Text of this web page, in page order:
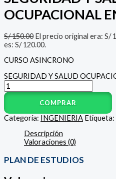
OCUPACIONAL
S/150.00 El precio original era: S/
es: S/ 120.00.
CURSO ASINCRONO
SEGURIDAD Y SALUD
COMPRAR
Categoría: INGENIERIA Etiqueta:
Descripción
Valoraciones (0)
PLAN DE ESTUDIOS